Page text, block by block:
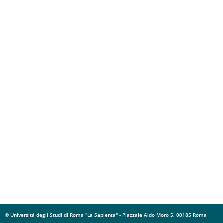
© Università degli Studi di Roma "La Sapienza" - Piazzale Aldo Moro 5, 00185 Roma